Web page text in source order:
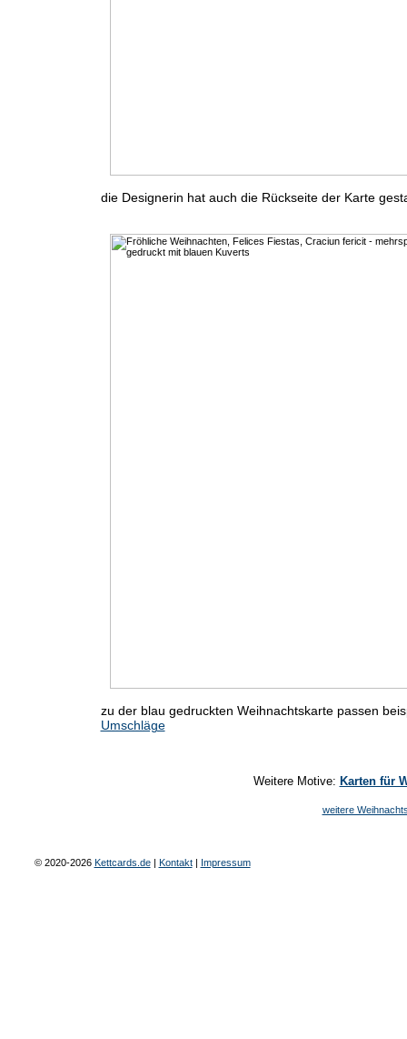
die Designerin hat auch die Rückseite der Karte
zu der blau gedruckten Weihnachtskarte passen
Umschläge
Weitere Motive: Karten für
weitere
© 2020-2026 Kettcards.de| Kontakt| Impressum